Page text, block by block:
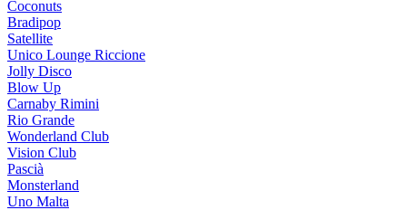
Coconuts
Bradipop
Satellite
Unico Lounge Riccione
Jolly Disco
Blow Up
Carnaby Rimini
Rio Grande
Wonderland Club
Vision Club
Pascià
Monsterland
Uno Malta